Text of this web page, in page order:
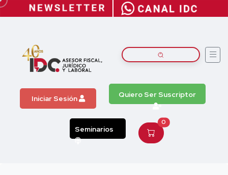
Iniciar Sesión Quiero Ser Suscriptor
Seminarios
0